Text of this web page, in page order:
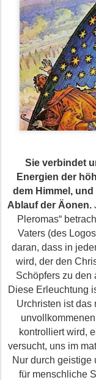
Sie verbindet
Energien der
dem Himmel,
Ablauf der Äonen.
Pleromas“
Vaters (des
daran, dass in
wird, der den
Schöpfers zu den
Diese Erleuchtung
Urchristen ist das
kontrolliert wird,
versucht, uns im
Nur durch
für menschliche